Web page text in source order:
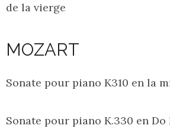
de la vierge
MOZART
Sonate pour piano K310 en la
Sonate pour piano K.330 en Do